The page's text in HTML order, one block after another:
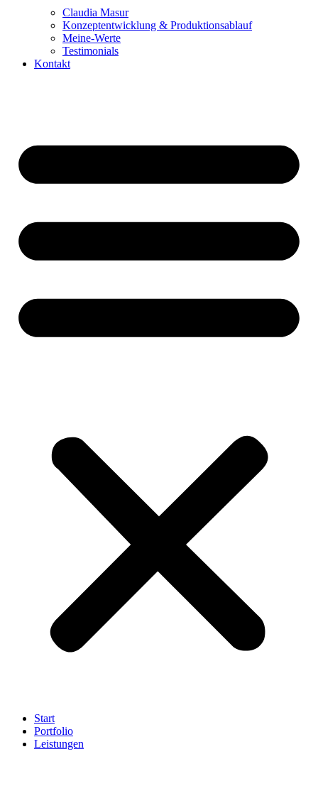
Claudia Masur
Konzeptentwicklung & Produktionsablauf
Meine-Werte
Testimonials
Kontakt
Start
Portfolio
Leistungen